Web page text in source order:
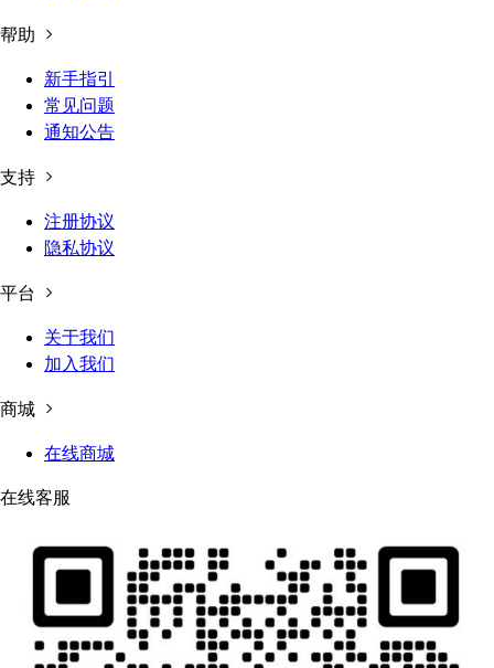
帮助
新手指引
常见问题
通知公告
支持
注册协议
隐私协议
平台
关于我们
加入我们
商城
在线商城
在线客服